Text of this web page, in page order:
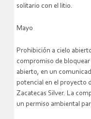
solitario con el litio.
Mayo
Prohibición a cielo
compromiso de
abierto, en un
potencial en el proyecto
Zacatecas Silver. La
un permiso ambiental